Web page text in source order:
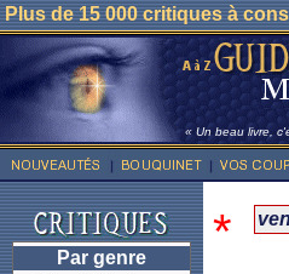
Plus de 15 000 critiques à
« Un beau livre,
Par genre *